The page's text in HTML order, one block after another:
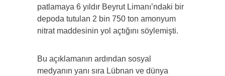
patlamaya 6 yıldır Beyrut Limanı’ndaki bir
depoda tutulan 2 bin 750 ton amonyum
nitrat maddesinin yol açtığını söylemişti.
Bu açıklamanın ardından sosyal
medyanın yanı sıra Lübnan ve dünya